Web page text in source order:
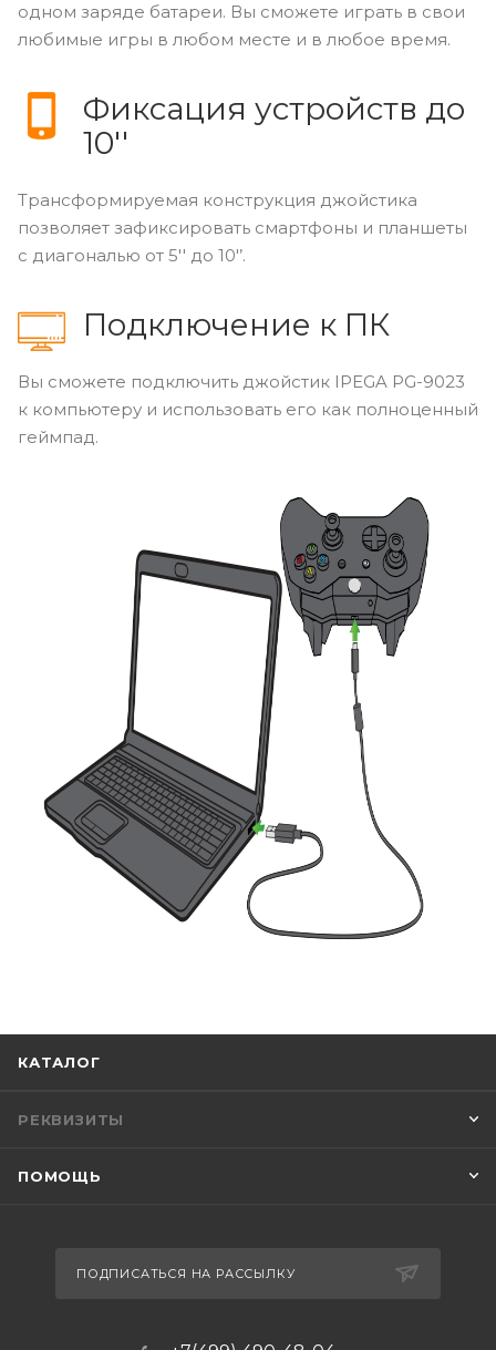
одном заряде батареи. Вы сможете играть в свои
любимые игры в любом месте и в любое время.
Фиксация устройств до
10''
Трансформируемая конструкция джойстика
позволяет зафиксировать смартфоны и планшеты
с диагональю от 5'' до 10'’.
Подключение к ПК
Вы сможете подключить джойстик IPEGA PG-9023
к компьютеру и использовать его как полноценный
геймпад.
КАТАЛОГ
РЕКВИЗИТЫ
ПОМОЩЬ
ПОДПИСАТЬСЯ НА РАССЫЛКУ